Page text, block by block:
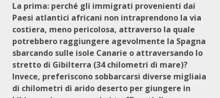
La prima: perché gli immigrati provenienti dai
Paesi atlantici africani non intraprendono la via
costiera, meno pericolosa, attraverso la quale
potrebbero raggiungere agevolmente la Spagna
sbarcando sulle isole Canarie o attraversando lo
stretto di Gibilterra (34 chilometri di mare)?
Invece, preferiscono sobbarcarsi diverse migliaia
di chilometri di arido deserto per giungere in